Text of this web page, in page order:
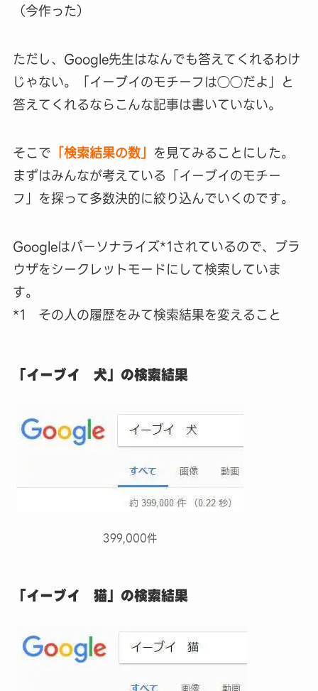
（今作った）
ただし、Google先生はなんでも答えてくれるわけ
じゃない。「イーブイのモチーフは◯◯だよ」と
答えてくれるならこんな記事は書いていない。
そこで 「検索結果の数」 を見てみることにした。
まずはみんなが考えている「イーブイのモチー
フ」を探って多数決的に絞り込んでいくのです。
Googleはパーソナライズ*1されているので、ブラ
ウザをシークレットモードにして検索していま
す。
*1 その人の履歴をみて検索結果を変えること
「イーブイ 犬」の検索結果
399,000件
「イーブイ 猫」の検索結果